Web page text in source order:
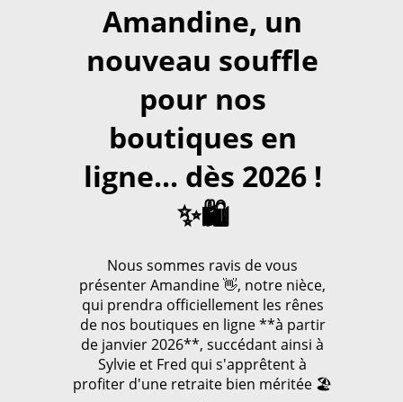
Amandine, un
nouveau souffle
pour nos
boutiques en
ligne... dès 2026 !
✨🛍️
Nous sommes ravis de vous
présenter Amandine 👋, notre nièce,
qui prendra officiellement les rênes
de nos boutiques en ligne **à partir
de janvier 2026**, succédant ainsi à
Sylvie et Fred qui s'apprêtent à
profiter d'une retraite bien méritée 🏖️